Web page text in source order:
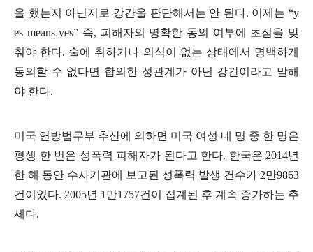
을 했는지 아닌지로 강간을 판단해서는 안 된다. 이제는 “y
es means yes” 즉, 피해자의 명확한 동의 여부에 초점을 맞
춰야 한다. 술에 취하거나 의식이 없는 상태에서 명백하게
동의할 수 없다면 합의한 성관계가 아닌 강간이라고 말해
야 한다.
미국 연방법무부 추산에 의하면 미국 여성 네 명 중 한 명은
평생 한 번은 성폭력 피해자가 된다고 한다. 한국은 2014년
한 해 동안 수사기관에 보고된 성폭력 발생 건수가 2만9863
건이었다. 2005년 1만1757건이 집계된 후 계속 증가하는 추
세다.